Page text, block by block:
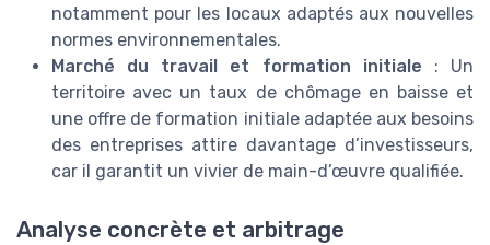
notamment pour les locaux adaptés aux nouvelles
normes environnementales.
Marché du travail et formation initiale : Un
territoire avec un taux de chômage en baisse et
une offre de formation initiale adaptée aux besoins
des entreprises attire davantage d’investisseurs,
car il garantit un vivier de main-d’œuvre qualifiée.
Analyse concrète et arbitrage